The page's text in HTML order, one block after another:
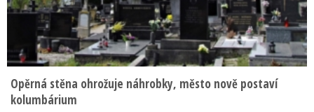
Opěrná stěna ohrožuje náhrobky, město nově postaví
kolumbárium